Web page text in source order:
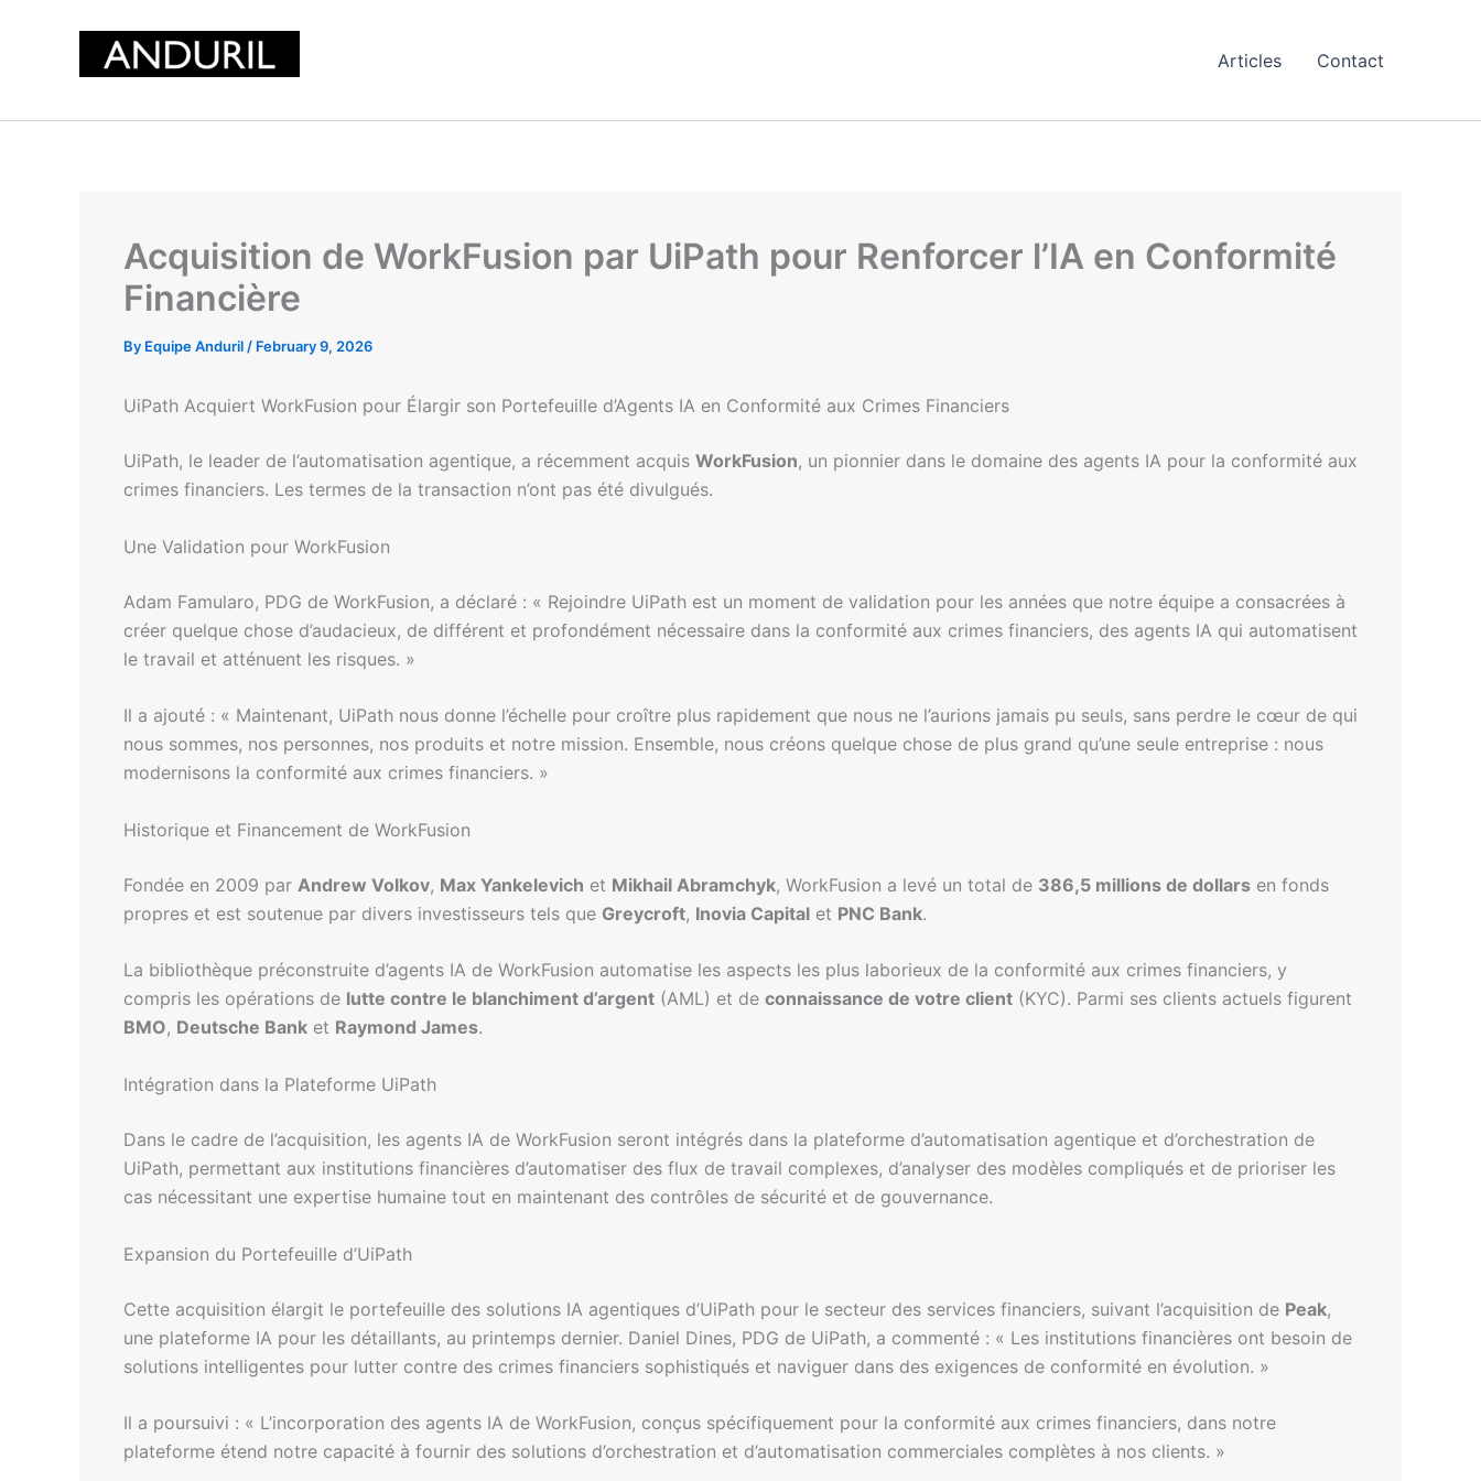
Articles Contact
Acquisition de WorkFusion par UiPath pour Renforcer l’IA en Conformité
Financière
By Equipe Anduril / February 9, 2026
UiPath Acquiert WorkFusion pour Élargir son Portefeuille d’Agents IA en Conformité aux Crimes Financiers
UiPath, le leader de l’automatisation agentique, a récemment acquis WorkFusion, un pionnier dans le domaine des agents IA pour la conformité aux
crimes financiers. Les termes de la transaction n’ont pas été divulgués.
Une Validation pour WorkFusion
Adam Famularo, PDG de WorkFusion, a déclaré : « Rejoindre UiPath est un moment de validation pour les années que notre équipe a consacrées à
créer quelque chose d’audacieux, de différent et profondément nécessaire dans la conformité aux crimes financiers, des agents IA qui automatisent
le travail et atténuent les risques. »
Il a ajouté : « Maintenant, UiPath nous donne l’échelle pour croître plus rapidement que nous ne l’aurions jamais pu seuls, sans perdre le cœur de qui
nous sommes, nos personnes, nos produits et notre mission. Ensemble, nous créons quelque chose de plus grand qu’une seule entreprise : nous
modernisons la conformité aux crimes financiers. »
Historique et Financement de WorkFusion
Fondée en 2009 par Andrew Volkov, Max Yankelevich et Mikhail Abramchyk, WorkFusion a levé un total de 386,5 millions de dollars en fonds
propres et est soutenue par divers investisseurs tels que Greycroft, Inovia Capital et PNC Bank.
La bibliothèque préconstruite d’agents IA de WorkFusion automatise les aspects les plus laborieux de la conformité aux crimes financiers, y
compris les opérations de lutte contre le blanchiment d’argent (AML) et de connaissance de votre client (KYC). Parmi ses clients actuels figurent
BMO, Deutsche Bank et Raymond James.
Intégration dans la Plateforme UiPath
Dans le cadre de l’acquisition, les agents IA de WorkFusion seront intégrés dans la plateforme d’automatisation agentique et d’orchestration de
UiPath, permettant aux institutions financières d’automatiser des flux de travail complexes, d’analyser des modèles compliqués et de prioriser les
cas nécessitant une expertise humaine tout en maintenant des contrôles de sécurité et de gouvernance.
Expansion du Portefeuille d’UiPath
Cette acquisition élargit le portefeuille des solutions IA agentiques d’UiPath pour le secteur des services financiers, suivant l’acquisition de Peak,
une plateforme IA pour les détaillants, au printemps dernier. Daniel Dines, PDG de UiPath, a commenté : « Les institutions financières ont besoin de
solutions intelligentes pour lutter contre des crimes financiers sophistiqués et naviguer dans des exigences de conformité en évolution. »
Il a poursuivi : « L’incorporation des agents IA de WorkFusion, conçus spécifiquement pour la conformité aux crimes financiers, dans notre
plateforme étend notre capacité à fournir des solutions d’orchestration et d’automatisation commerciales complètes à nos clients. »